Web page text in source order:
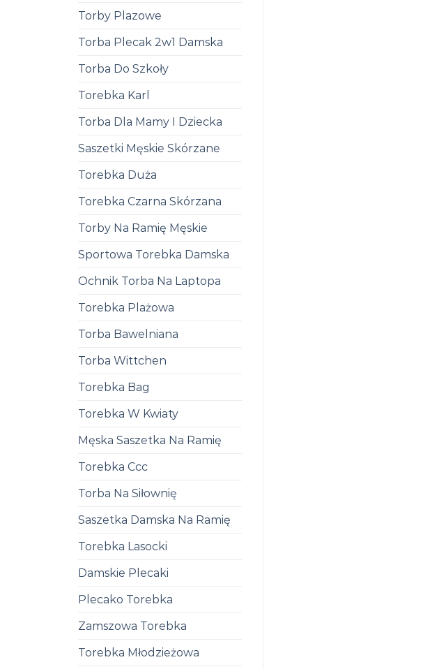
Torby Plazowe
Torba Plecak 2w1 Damska
Torba Do Szkoły
Torebka Karl
Torba Dla Mamy I Dziecka
Saszetki Męskie Skórzane
Torebka Duża
Torebka Czarna Skórzana
Torby Na Ramię Męskie
Sportowa Torebka Damska
Ochnik Torba Na Laptopa
Torebka Plażowa
Torba Bawelniana
Torba Wittchen
Torebka Bag
Torebka W Kwiaty
Męska Saszetka Na Ramię
Torebka Ccc
Torba Na Siłownię
Saszetka Damska Na Ramię
Torebka Lasocki
Damskie Plecaki
Plecako Torebka
Zamszowa Torebka
Torebka Młodzieżowa